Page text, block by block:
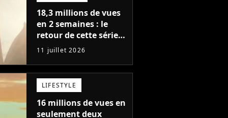
18,3 millions de vues
en 2 semaines : le
retour de cette série
fantastique est le bide
de l'année sur Netflix
11 juillet 2026
LIFESTYLE
16 millions de vues en
seulement deux